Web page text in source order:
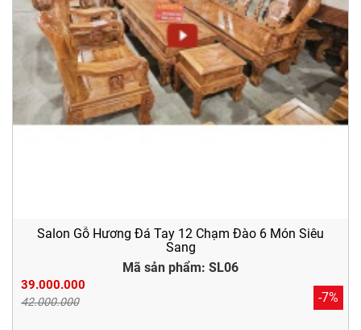
Salon Gỗ Hương Đá Tay 12 Chạm Đào 6 Món Siêu
Sang
Mã sản phẩm: SL06
39.000.000
42.000.000 -7%